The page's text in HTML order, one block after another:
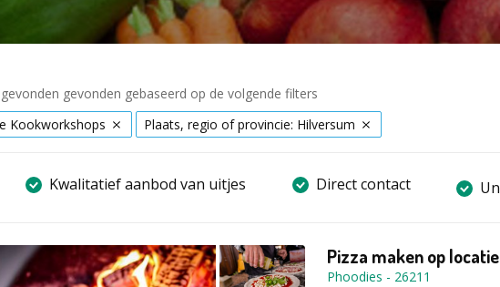
gevonden gebaseerd op de volgende filters
Kookworkshops
Plaats, regio of provincie: Hilversum
Kwalitatief aanbod van uitjes Direct contact
Pizza maken op locatie
Phoodies - 26211